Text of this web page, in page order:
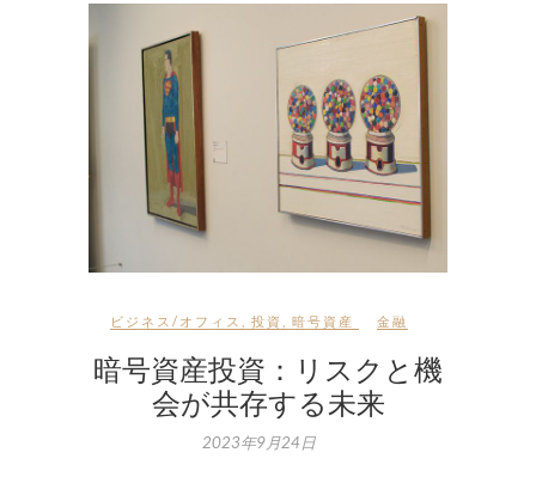
ビジネス/オフィス 投資 暗号資産 金融
暗号資産投資：リスクと機
会が共存する未来
2023年9月24日